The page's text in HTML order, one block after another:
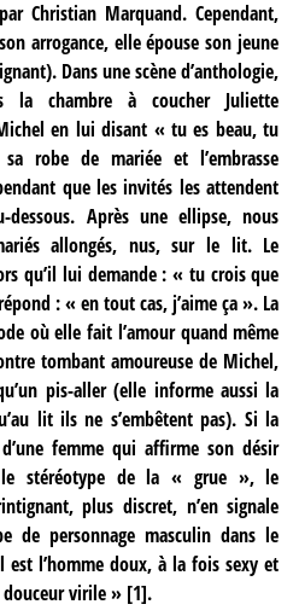
Christian Marquand. Cependant,
arrogance, elle épouse son jeune
Dans une scène d’anthologie,
la chambre à coucher Juliette
en lui disant « tu es beau, tu
robe de mariée et l’embrasse
que les invités les attendent
dessous. Après une ellipse, nous
allongés, nus, sur le lit. Le
qu’il lui demande : « tu crois que
: « en tout cas, j’aime ça ». La
où elle fait l’amour quand même
tombant amoureuse de Michel,
pis-aller (elle informe aussi la
lit ils ne s’embêtent pas). Si la
femme qui affirme son désir
le stéréotype de la « grue », le
plus discret, n’en signale
de personnage masculin dans le
est l’homme doux, à la fois sexy et
virile » [1].